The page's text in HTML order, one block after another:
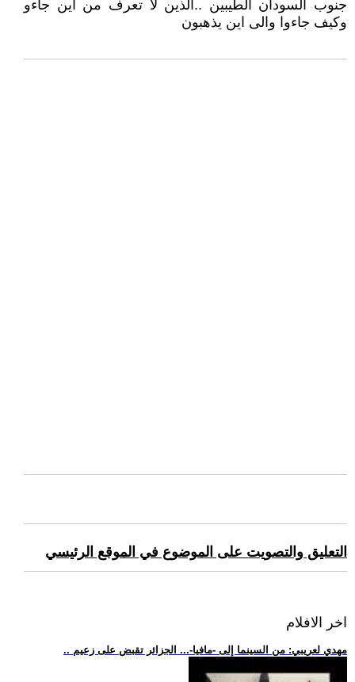
جنوب السودان الطيبين ..الذين لا تعرف من اين جاءو
وكيف جاءوا والى اين يذهبون
التعليق والتصويت على الموضوع في الموقع الرئيسي
اخر الافلام
.. مهدي لعريبي: من السينما إلى -مافيا-... الجزائر تقبض على زعيم